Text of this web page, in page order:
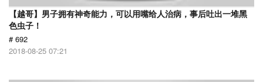
【越哥】男子拥有神奇能力，可以用嘴给人治病，事后吐出一堆黑
色虫子！
# 692
2018-08-25 07:21